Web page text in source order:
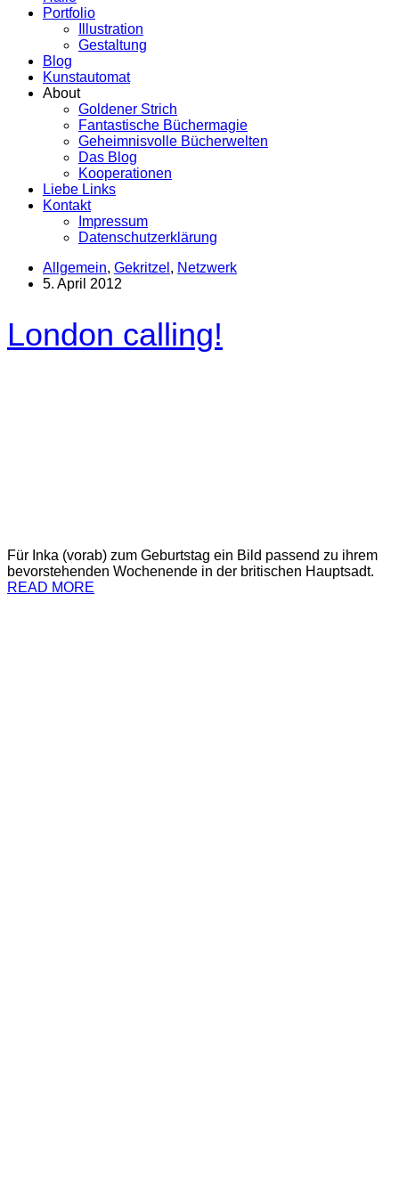
Portfolio
Illustration
Gestaltung
Blog
Kunstautomat
About
Goldener Strich
Fantastische Büchermagie
Geheimnisvolle Bücherwelten
Das Blog
Kooperationen
Liebe Links
Kontakt
Impressum
Datenschutzerklärung
Allgemein, Gekritzel , Netzwerk
5. April 2012
London calling!
Für Inka (vorab) zum Geburtstag ein Bild passend zu ihrem
bevorstehenden Wochenende in der britischen Hauptsadt.
READ MORE